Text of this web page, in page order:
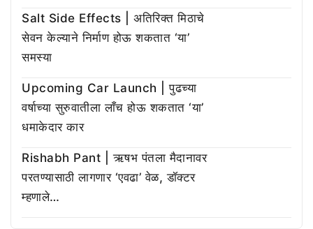
Salt Side Effects | अतिरिक्त मिठाचे
सेवन केल्याने निर्माण होऊ शकतात ‘या’
समस्या
Upcoming Car Launch | पुढच्या
वर्षाच्या सुरुवातीला लाँच होऊ शकतात ‘या’
धमाकेदार कार
Rishabh Pant | ऋषभ पंतला मैदानावर
परतण्यासाठी लागणार ‘एवढा’ वेळ, डॉक्टर
म्हणाले…